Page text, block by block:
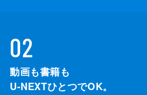
02
動画も書籍も
U-NEXTひとつでOK。